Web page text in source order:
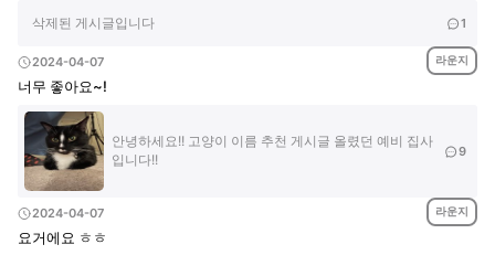
삭제된 게시글입니다 1
2024-04-07 라운지
너무 좋아요~!
안녕하세요!! 고양이 이름 추천 게시글 올렸던 예비 집사
입니다!!
9
2024-04-07 라운지
요거에요 ㅎㅎ